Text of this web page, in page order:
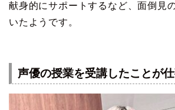
献身的にサポートするなど、面倒見
いたようです。
声優の授業を受講したことが